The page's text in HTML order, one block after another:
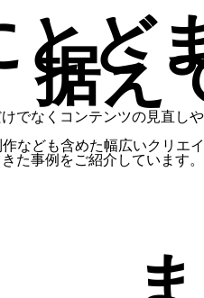
とど
据え
でなくコンテンツの見直
なども含めた幅広いクリエ
た事例をご紹介しています。